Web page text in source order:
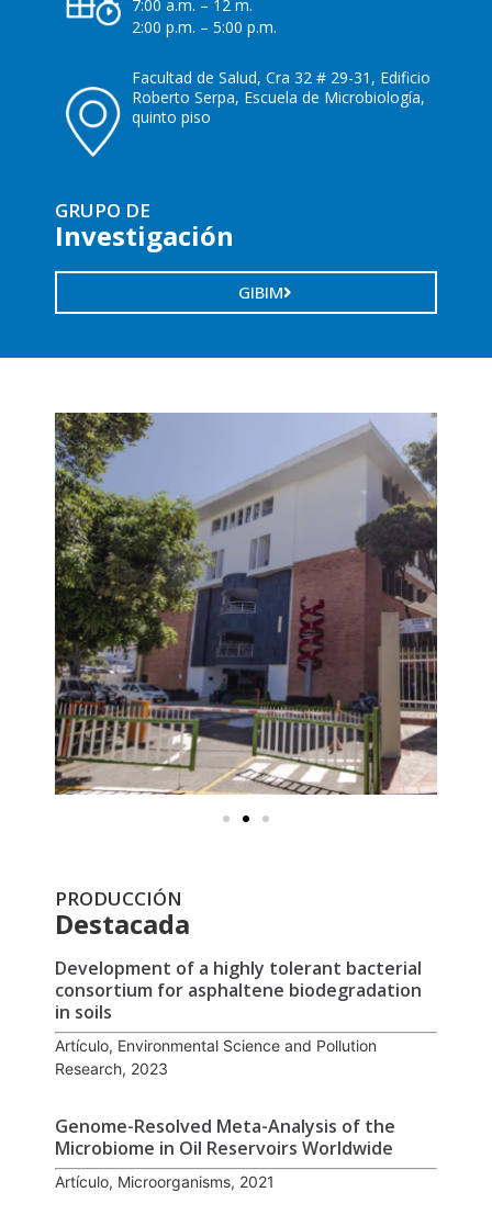
7:00 a.m. – 12 m.
2:00 p.m. – 5:00 p.m.
Facultad de Salud, Cra 32 # 29-31, Edificio
Roberto Serpa, Escuela de Microbiología,
quinto piso
GRUPO DE
Investigación
GIBIM
PRODUCCIÓN
Destacada
Development of a highly tolerant bacterial
consortium for asphaltene biodegradation
in soils
Artículo, Environmental Science and Pollution
Research, 2023
Genome-Resolved Meta-Analysis of the
Microbiome in Oil Reservoirs Worldwide
Artículo, Microorganisms, 2021